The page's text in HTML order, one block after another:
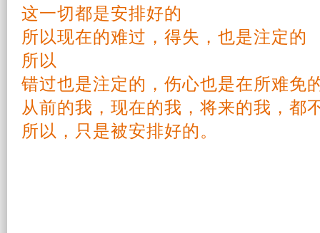
这一切都是安排好的
所以现在的难过，得失，也是注定的
所以
错过也是注定的， 伤心也是在所难免
从前的我，现在的我，将来的我，都
所以，只是被安排好的。